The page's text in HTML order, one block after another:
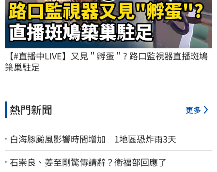
【#直播中LIVE】又見＂孵蛋＂? 路口監視器直播斑鳩
築巢駐足
熱門新聞 更多
白海豚颱風影響時間增加 1地區恐炸雨3天
石崇良、姜至剛驚傳請辭？衛福部回應了